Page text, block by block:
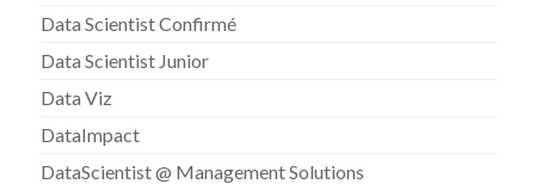
Data Scientist Confirmé
Data Scientist Junior
Data Viz
DataImpact
DataScientist @ Management Solutions